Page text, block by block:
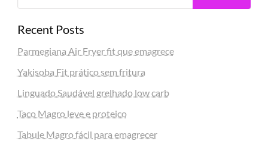
Recent Posts
Parmegiana Air Fryer fit que emagrece
Yakisoba Fit prático sem fritura
Linguado Saudável grelhado low carb
Taco Magro leve e proteico
Tabule Magro fácil para emagrecer